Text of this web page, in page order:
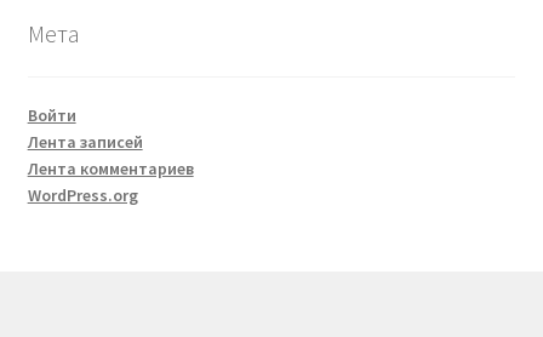
Мета
Войти
Лента записей
Лента комментариев
WordPress.org